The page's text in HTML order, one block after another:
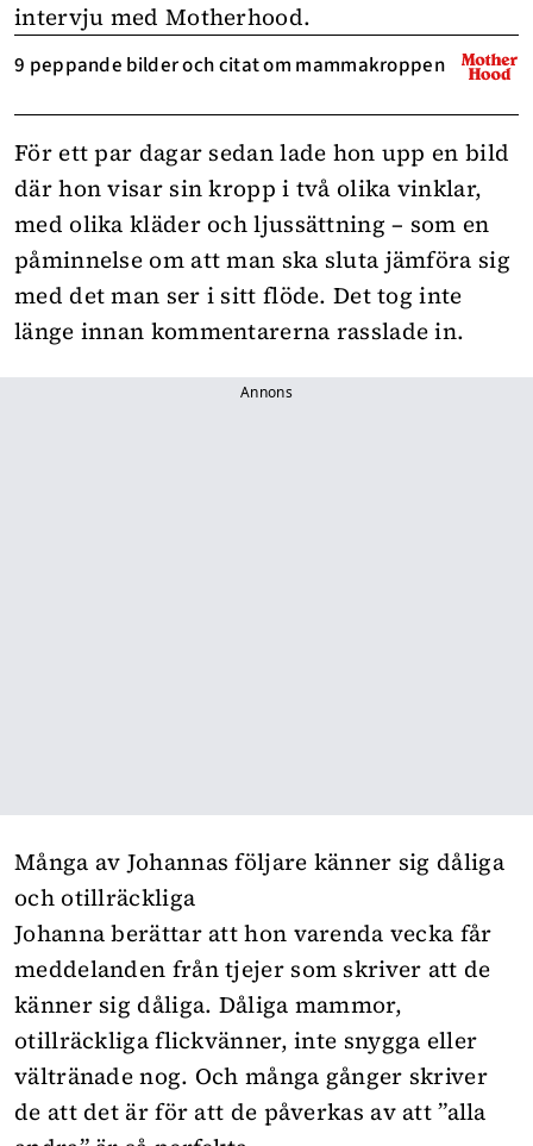
intervju med Motherhood.
9 peppande bilder och citat om mammakroppen
För ett par dagar sedan lade hon upp en bild
där hon visar sin kropp i två olika vinklar,
med olika kläder och ljussättning – som en
påminnelse om att man ska sluta jämföra sig
med det man ser i sitt flöde. Det tog inte
länge innan kommentarerna rasslade in.
Annons
Många av Johannas följare känner sig dåliga
och otillräckliga
Johanna berättar att hon varenda vecka får
meddelanden från tjejer som skriver att de
känner sig dåliga. Dåliga mammor,
otillräckliga flickvänner, inte snygga eller
vältränade nog. Och många gånger skriver
de att det är för att de påverkas av att ”alla